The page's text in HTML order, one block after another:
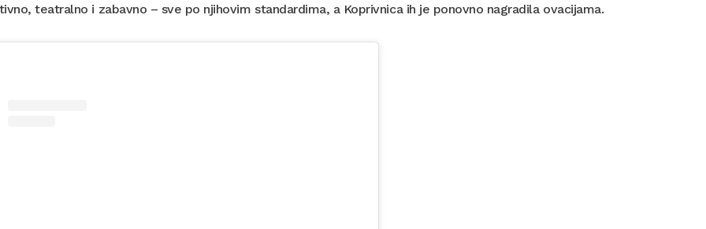
teatralno i zabavno – sve po njihovim standardima, a Koprivnica ih je ponovno nagradila ovacijama.